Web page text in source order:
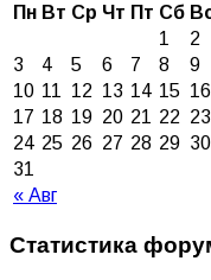
Пн Вт Ср Чт Пт Сб
« Авг
1
2
3
4 5 6 7 8
9
10 11 12 13 14 15 16
17 18 19 20 21 22 23
24 25 26 27 28 29 30
31
Статистика